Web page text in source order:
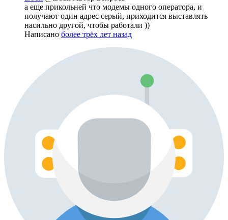
а еще прикольней что модемы одного оператора, и
получают один адрес серый, приходится выставлять
насильно другой, чтобы работали ))
Написано более трёх лет назад